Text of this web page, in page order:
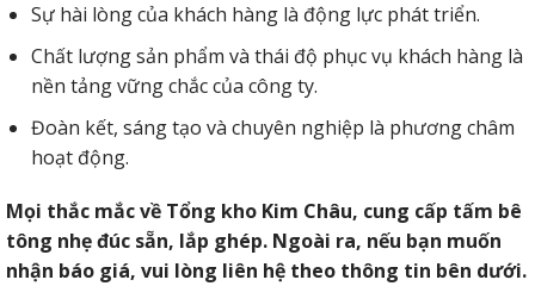
Sự hài lòng của khách hàng là động lực phát triển.
Chất lượng sản phẩm và thái độ phục vụ khách hàng là
nền tảng vững chắc của công ty.
Đoàn kết, sáng tạo và chuyên nghiệp là phương châm
hoạt động.
Mọi thắc mắc về Tổng kho Kim Châu, cung cấp tấm bê
tông nhẹ đúc sẵn, lắp ghép. Ngoài ra, nếu bạn muốn
nhận báo giá, vui lòng liên hệ theo thông tin bên dưới.